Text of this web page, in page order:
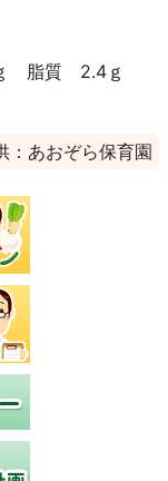
ｇ 脂質 2.4ｇ
：あおぞら保育園